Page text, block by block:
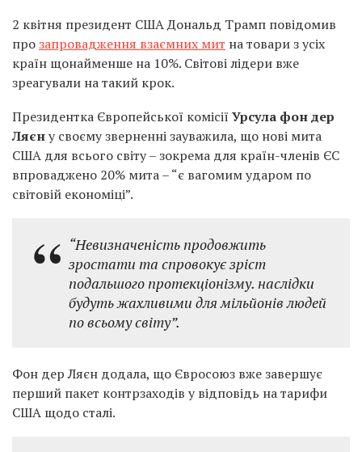
2 квітня президент США Дональд Трамп повідомив
прозапровадження взаємних мит на товари з усіх
країн щонайменше на 10%. Світові лідери вже
зреагували на такий крок.
Президентка Європейської комісії Урсула фон дер
Ляєну своєму зверненні зауважила, що нові мита
США для всього світу – зокрема для країн-членів ЄС
впроваджено 20% мита – “є вагомим ударом по
світовій економіці”.
“Невизначеність продовжить
зростати та спровокує зріст
подальшого протекціонізму. наслідки
будуть жахливими для мільйонів людей
по всьому світу”.
Фон дер Ляєн додала, що Євросоюз вже завершує
перший пакет контрзаходів у відповідь на тарифи
США щодо сталі.